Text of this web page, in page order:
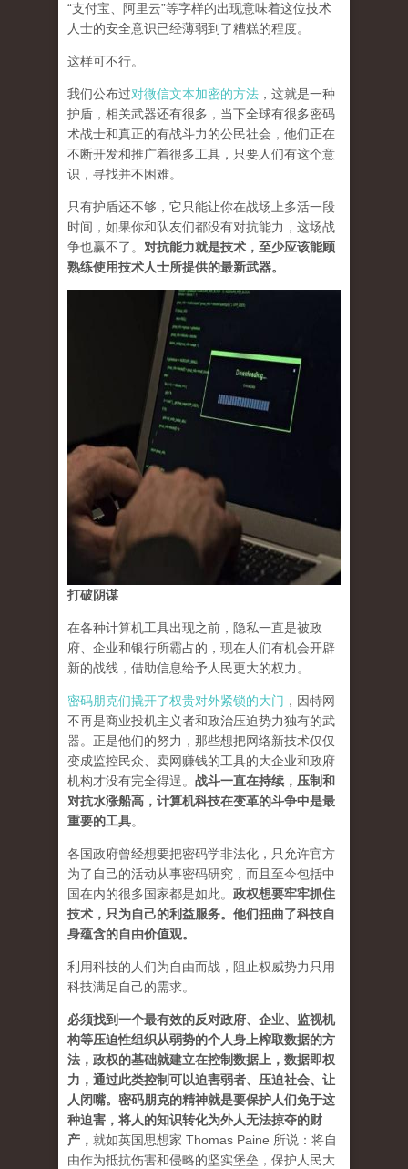
“支付宝、阿里云”等字样的出现意味着这位技术
人士的安全意识已经薄弱到了糟糕的程度。
这样可不行。
我们公布过对微信文本加密的方法 ，这就是一种
护盾，相关武器还有很多，当下全球有很多密码
术战士和真正的有战斗力的公民社会，他们正在
不断开发和推广着很多工具，只要人们有这个意
识，寻找并不困难。
只有护盾还不够，它只能让你在战场上多活一段
时间，如果你和队友们都没有对抗能力，这场战
争也赢不了。 对抗能力就是技术，至少应该能顾
熟练使用技术人士所提供的最新武器。
打破阴谋
在各种计算机工具出现之前，隐私一直是被政
府、企业和银行所霸占的，现在人们有机会开辟
新的战线，借助信息给予人民更大的权力。
密码朋克们撬开了权贵对外紧锁的大门 ，因特网
不再是商业投机主义者和政治压迫势力独有的武
器。正是他们的努力，那些想把网络新技术仅仅
变成监控民众、卖网赚钱的工具的大企业和政府
机构才没有完全得逞。 战斗一直在持续，压制和
对抗水涨船高，计算机科技在变革的斗争中是最
重要的工具。
各国政府曾经想要把密码学非法化，只允许官方
为了自己的活动从事密码研究，而且至今包括中
国在内的很多国家都是如此。 政权想要牢牢抓住
技术，只为自己的利益服务。他们扭曲了科技自
身蕴含的自由价值观。
利用科技的人们为自由而战，阻止权威势力只用
科技满足自己的需求。
必须找到一个最有效的反对政府、企业、监视机
构等压迫性组织从弱势的个人身上榨取数据的方
法，政权的基础就建立在控制数据上，数据即权
力，通过此类控制可以迫害弱者、压迫社会、让
人闭嘴。密码朋克的精神就是要保护人们免于这
种迫害，将人的知识转化为外人无法掠夺的财
产 ， 就如英国思想家 Thomas Paine 所说：将自
由作为抵抗伤害和侵略的坚实堡垒，保护人民大